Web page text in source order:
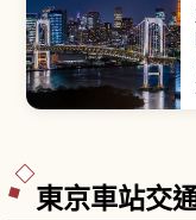
東京車站交